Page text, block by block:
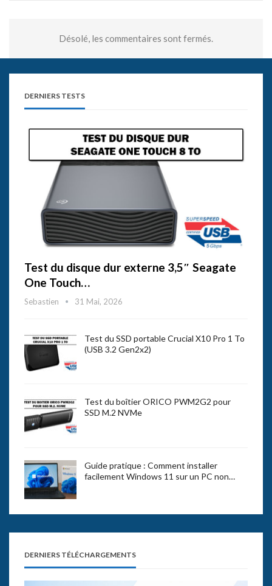
Désolé, les commentaires sont fermés.
DERNIERS TESTS
Test du disque dur externe 3,5″ Seagate
One Touch…
Sebastien 31 Mai, 2026
Test du SSD portable Crucial X10 Pro 1 To
(USB 3.2 Gen2x2)
Test du boîtier ORICO PWM2G2 pour
SSD M.2 NVMe
Guide pratique : Comment installer
facilement Windows 11 sur un PC non…
DERNIERS TÉLÉCHARGEMENTS